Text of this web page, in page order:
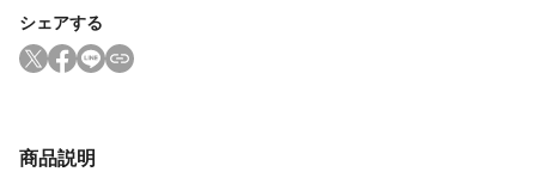
シェアする
商品説明